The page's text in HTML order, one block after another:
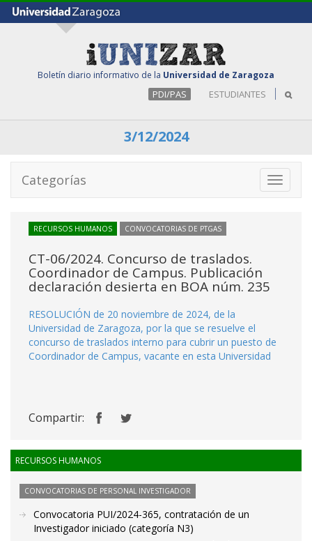
Boletín diario informativo de la Universidad de Zaragoza
PDI/PAS ESTUDIANTES
3/12/2024
Toggle
Categorías
RECURSOS HUMANOS CONVOCATORIAS DE PTGAS
CT-06/2024. Concurso de traslados.
Coordinador de Campus. Publicación
declaración desierta en BOA núm. 235
RESOLUCIÓN de 20 noviembre de 2024, de la
Universidad de Zaragoza, por la que se resuelve el
concurso de traslados interno para cubrir un puesto de
Coordinador de Campus, vacante en esta Universidad
Compartir:
RECURSOS HUMANOS
CONVOCATORIAS DE PERSONAL INVESTIGADOR
Convocatoria PUI/2024-365, contratación de un
Investigador iniciado (categoría N3)